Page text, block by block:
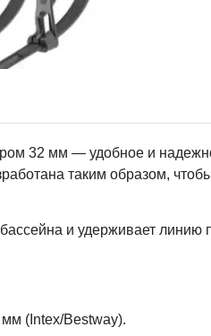
32 мм — удобное и
таким образом,
и удерживает
(Intex/Bestway).